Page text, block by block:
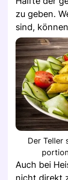
zu geben.
sind,
Der Teller
Auch bei
nicht direkt